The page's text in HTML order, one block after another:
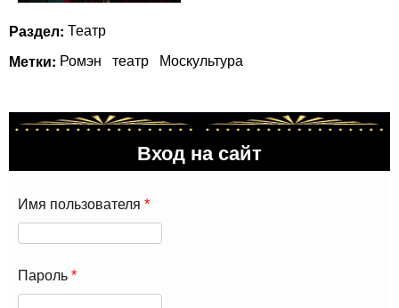
Раздел: Театр
Метки: Ромэн театр Москультура
Вход на сайт
Имя пользователя *
Пароль *